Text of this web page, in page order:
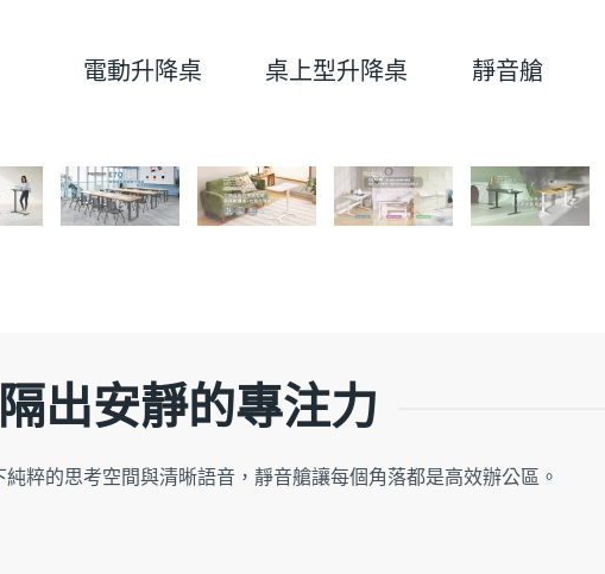
電動升降桌 桌上型升降桌 靜音艙
隔出安靜的專注力
粹的思考空間與清晰語音，靜音艙讓每個角落都是高效辦公區。